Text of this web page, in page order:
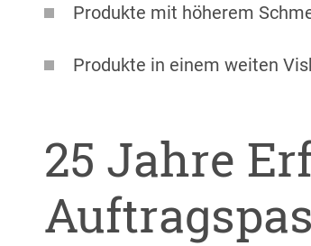
Produkte mit höherem
Produkte in einem weiten
25 Jahre